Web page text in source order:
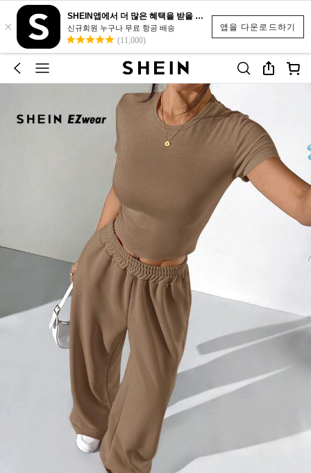
앱을 다운로드하기
×
SHEIN앱에서 더 많은 혜택을 받을 수 있어요.
신규회원 누구나 무료 항공 배송
(11,000)